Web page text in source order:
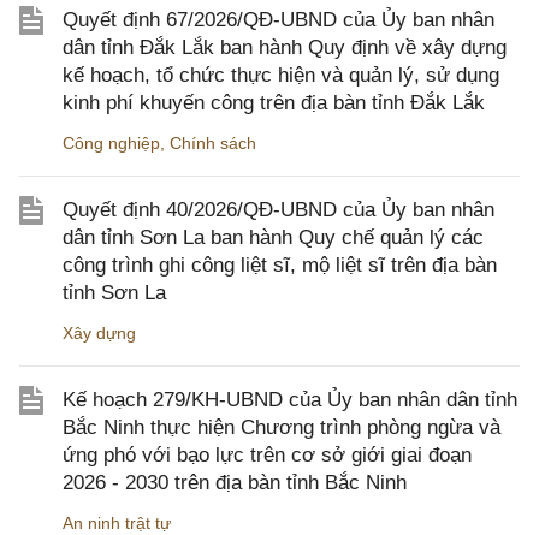
Quyết định 67/2026/QĐ-UBND của Ủy ban nhân
dân tỉnh Đắk Lắk ban hành Quy định về xây dựng
kế hoạch, tổ chức thực hiện và quản lý, sử dụng
kinh phí khuyến công trên địa bàn tỉnh Đắk Lắk
Công nghiệp Chính sách
Quyết định 40/2026/QĐ-UBND của Ủy ban nhân
dân tỉnh Sơn La ban hành Quy chế quản lý các
công trình ghi công liệt sĩ, mộ liệt sĩ trên địa bàn
tỉnh Sơn La
Xây dựng
Kế hoạch 279/KH-UBND của Ủy ban nhân dân tỉnh
Bắc Ninh thực hiện Chương trình phòng ngừa và
ứng phó với bạo lực trên cơ sở giới giai đoạn
2026 - 2030 trên địa bàn tỉnh Bắc Ninh
An ninh trật tự